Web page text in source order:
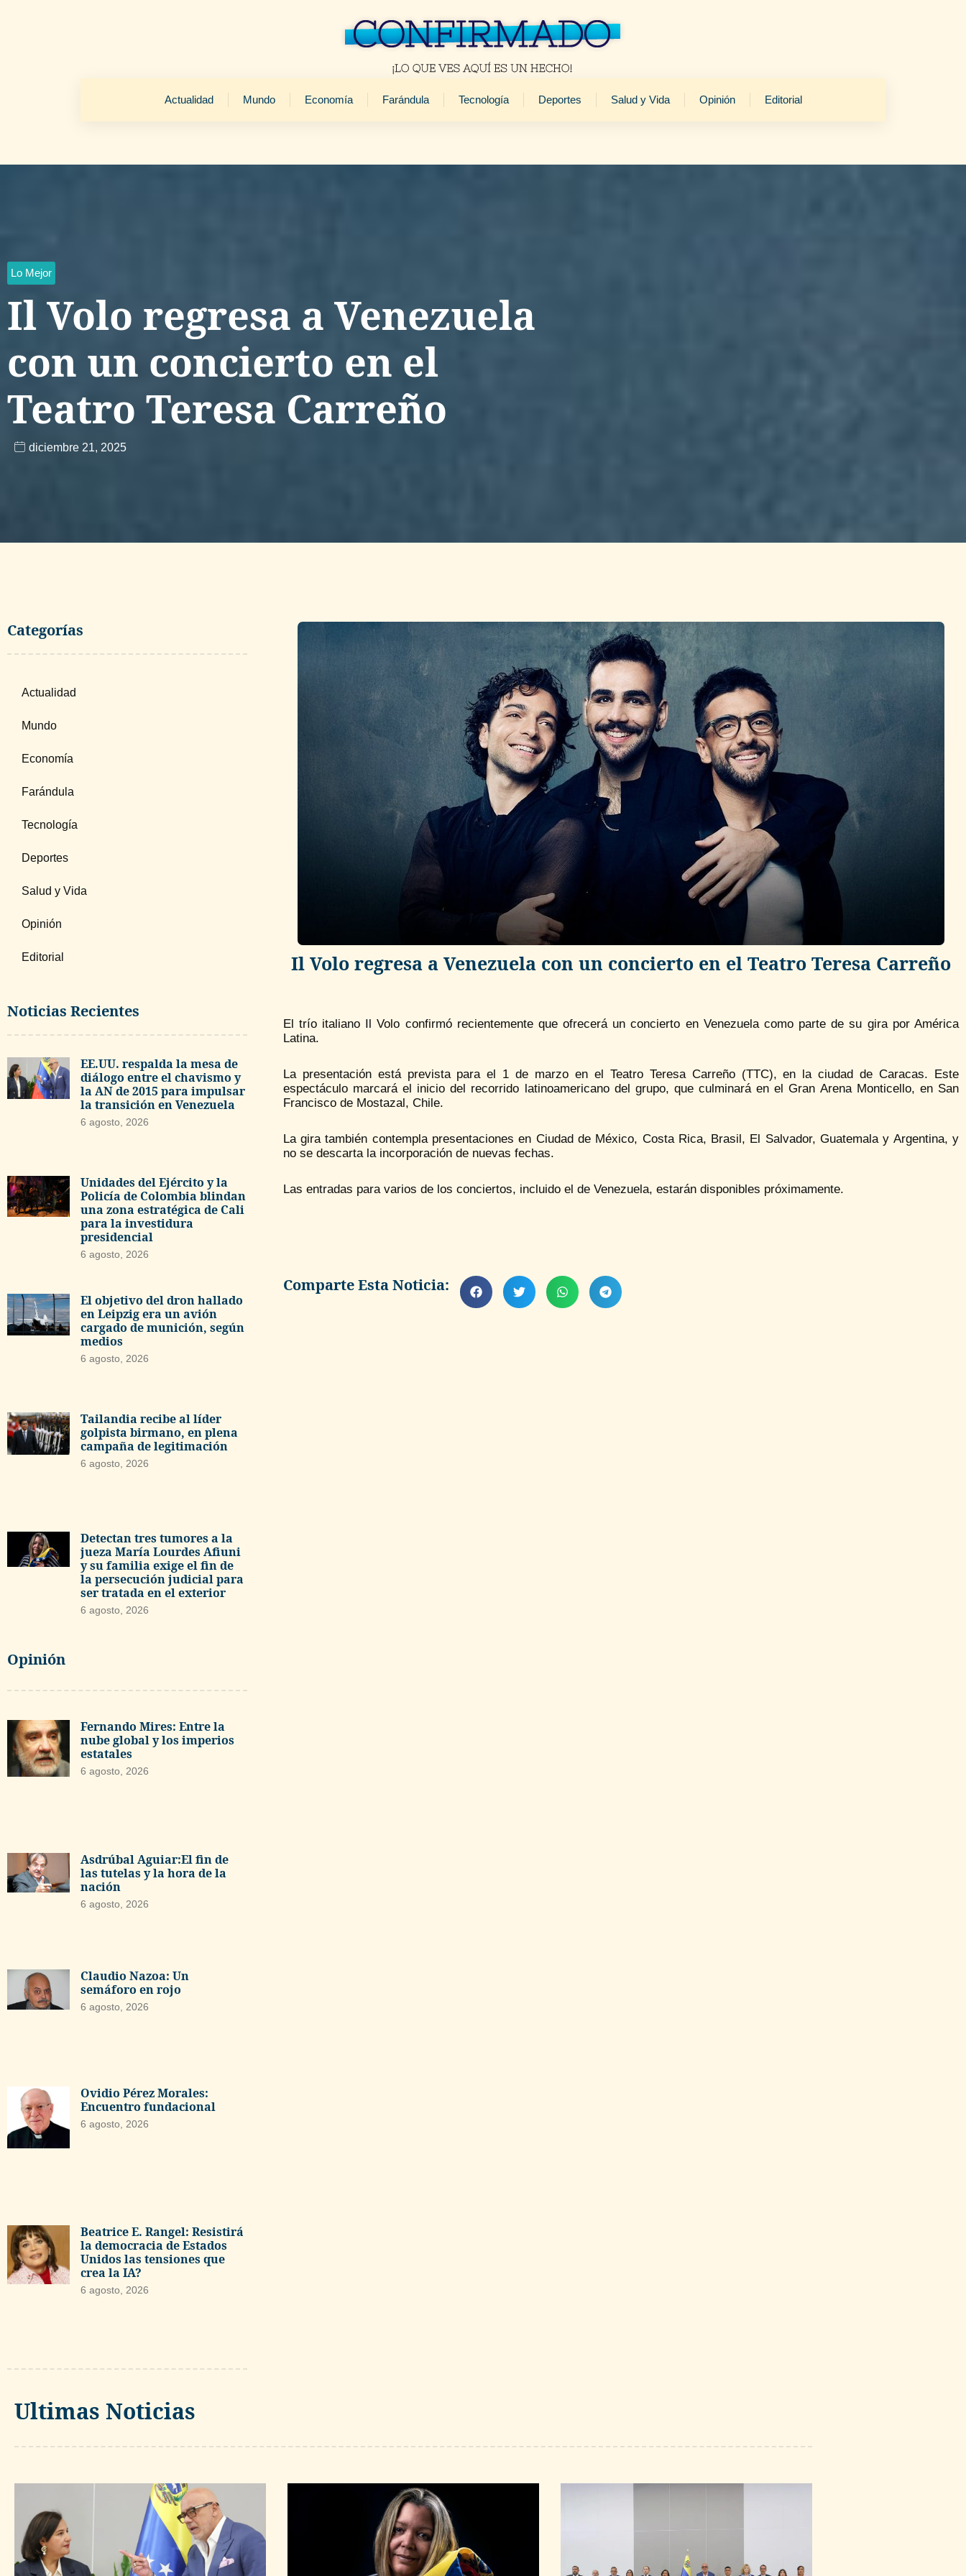
Actualidad Mundo Economía Farándula Tecnología Deportes Salud y Vida Opinión Editorial
Lo Mejor
Il Volo regresa a Venezuela
con un concierto en el
Teatro Teresa Carreño
diciembre 21, 2025
Categorías
Actualidad
Mundo
Economía
Farándula
Tecnología
Deportes
Salud y Vida
Opinión
Editorial
Noticias Recientes
EE.UU. respalda la mesa de
diálogo entre el chavismo y
la AN de 2015 para impulsar
la transición en Venezuela
6 agosto, 2026
Unidades del Ejército y la
Policía de Colombia blindan
una zona estratégica de Cali
para la investidura
presidencial
6 agosto, 2026
El objetivo del dron hallado
en Leipzig era un avión
cargado de munición, según
medios
6 agosto, 2026
Tailandia recibe al líder
golpista birmano, en plena
campaña de legitimación
6 agosto, 2026
Detectan tres tumores a la
jueza María Lourdes Afiuni
y su familia exige el fin de
la persecución judicial para
ser tratada en el exterior
6 agosto, 2026
Opinión
Fernando Mires: Entre la
nube global y los imperios
estatales
6 agosto, 2026
Asdrúbal Aguiar:El fin de
las tutelas y la hora de la
nación
6 agosto, 2026
Claudio Nazoa: Un
semáforo en rojo
6 agosto, 2026
Ovidio Pérez Morales:
Encuentro fundacional
6 agosto, 2026
Beatrice E. Rangel: Resistirá
la democracia de Estados
Unidos las tensiones que
crea la IA?
6 agosto, 2026
Il Volo regresa a Venezuela con un concierto en el Teatro Teresa Carreño
El trío italiano Il Volo confirmó recientemente que ofrecerá un concierto en Venezuela como parte de su gira por América
Latina.
La presentación está prevista para el 1 de marzo en el Teatro Teresa Carreño (TTC), en la ciudad de Caracas. Este
espectáculo marcará el inicio del recorrido latinoamericano del grupo, que culminará en el Gran Arena Monticello, en San
Francisco de Mostazal, Chile.
La gira también contempla presentaciones en Ciudad de México, Costa Rica, Brasil, El Salvador, Guatemala y Argentina, y
no se descarta la incorporación de nuevas fechas.
Las entradas para varios de los conciertos, incluido el de Venezuela, estarán disponibles próximamente.
Comparte Esta Noticia:
Ultimas Noticias